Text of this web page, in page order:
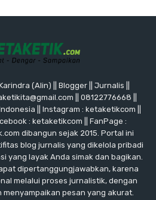
(Alin) || Blogger || Jurnalis ||
|| 08122776668 ||
|| Instagram : ketaketikcom ||
: ketaketikcom || FanPage :
dibangun sejak 2015. Portal ini
blog jurnalis yang dikelola pribadi
yang layak Anda simak dan bagikan.
dipertanggungjawabkan, karena
melalui proses jurnalistik, dengan
menyampaikan pesan yang akurat.